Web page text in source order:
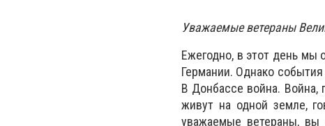
Уважаемые ветераны
Ежегодно, в этот день мы
Германии. Однако
В Донбассе война.
живут на одной земле,
уважаемые ветераны,